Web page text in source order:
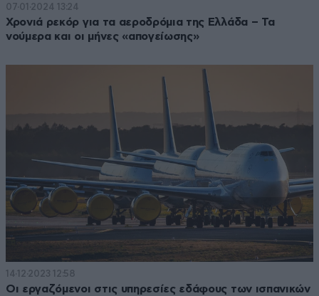
07·01·2024 13:24
Χρονιά ρεκόρ για τα αεροδρόμια της Ελλάδα – Τα
νούμερα και οι μήνες «απογείωσης»
14·12·2023 12:58
Οι εργαζόμενοι στις υπηρεσίες εδάφους των ισπανικών